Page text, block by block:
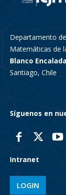
Departamento
Matemáticas de
Blanco
Santiago, Chile
Síguenos en
Intranet
LOGIN